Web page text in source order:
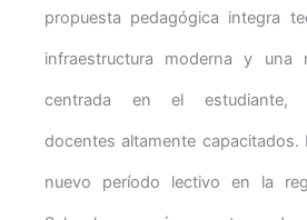
propuesta pedagógica integra
infraestructura moderna y una
centrada en el estudiante,
docentes altamente capacitados.
nuevo período lectivo en la